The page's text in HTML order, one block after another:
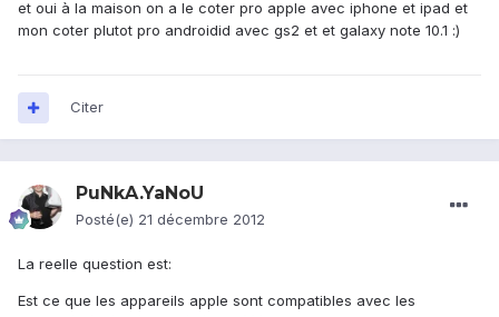
et oui à la maison on a le coter pro apple avec iphone et ipad et
mon coter plutot pro androidid avec gs2 et et galaxy note 10.1 :)
Citer
PuNkA.YaNoU
Posté(e) 21 décembre 2012
La reelle question est:
Est ce que les appareils apple sont compatibles avec les